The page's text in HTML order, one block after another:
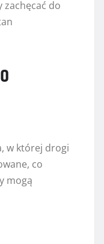
zachęcać do
w której drogi
co
mogą